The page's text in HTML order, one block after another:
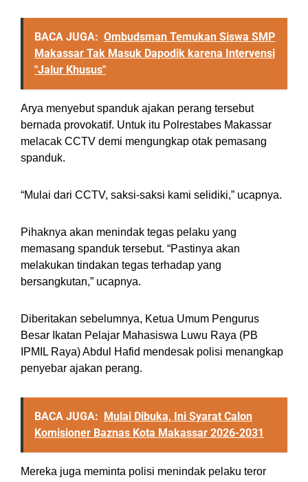
BACA JUGA: Ombudsman Temukan Siswa SMP
Makassar Tak Masuk Dapodik karena Intervensi
"Jalur Khusus"
Arya menyebut spanduk ajakan perang tersebut
bernada provokatif. Untuk itu Polrestabes Makassar
melacak CCTV demi mengungkap otak pemasang
spanduk.
“Mulai dari CCTV, saksi-saksi kami selidiki,” ucapnya.
Pihaknya akan menindak tegas pelaku yang
memasang spanduk tersebut. “Pastinya akan
melakukan tindakan tegas terhadap yang
bersangkutan,” ucapnya.
Diberitakan sebelumnya, Ketua Umum Pengurus
Besar Ikatan Pelajar Mahasiswa Luwu Raya (PB
IPMIL Raya) Abdul Hafid mendesak polisi menangkap
penyebar ajakan perang.
BACA JUGA: Mulai Dibuka, Ini Syarat Calon
Komisioner Baznas Kota Makassar 2026-2031
Mereka juga meminta polisi menindak pelaku teror